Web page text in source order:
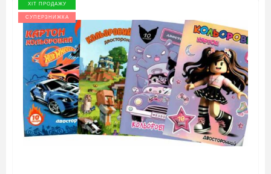
ХІТ ПРОДАЖУ
СУПЕРЗНИЖКА